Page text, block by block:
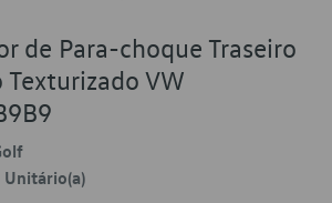
de Para-choque Traseiro
VW
Unitário(a)